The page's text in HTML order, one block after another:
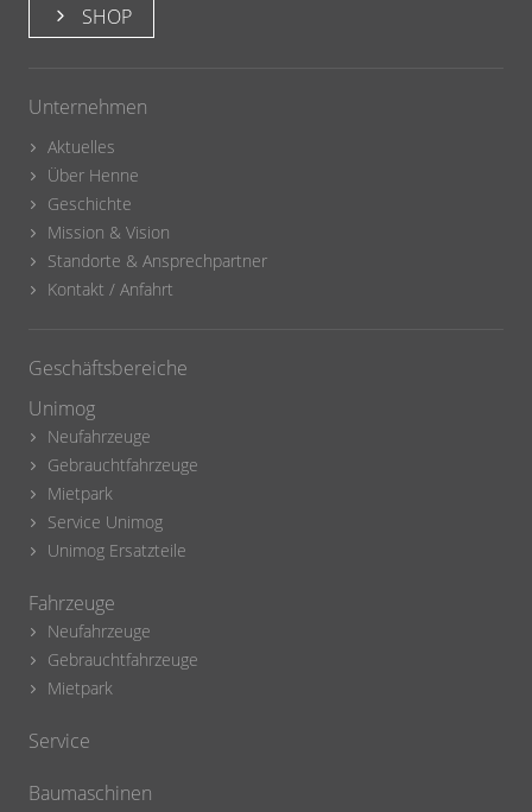
SHOP
Unternehmen
Aktuelles
Über Henne
Geschichte
Mission & Vision
Standorte & Ansprechpartner
Kontakt / Anfahrt
Geschäftsbereiche
Unimog
Neufahrzeuge
Gebrauchtfahrzeuge
Mietpark
Service Unimog
Unimog Ersatzteile
Fahrzeuge
Neufahrzeuge
Gebrauchtfahrzeuge
Mietpark
Service
Baumaschinen